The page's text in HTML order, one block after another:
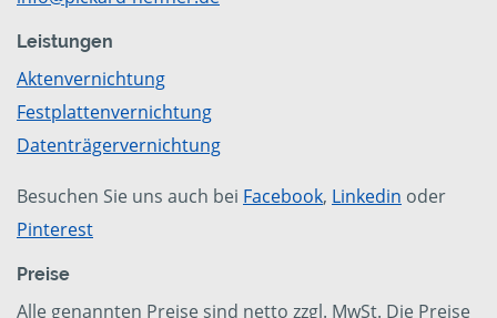
Leistungen
Aktenvernichtung
Festplattenvernichtung
Datenträgervernichtung
Besuchen Sie uns auch bei Facebook, Linkedin oder
Pinterest
Preise
Alle genannten Preise sind netto zzgl. MwSt. Die Preise